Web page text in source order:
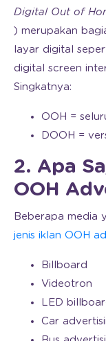
Digital Out of
) merupakan
layar digital
digital screen
Singkatnya:
OOH =
DOOH =
2. Apa
OOH
Beberapa media
jenis iklan OOH
Billboard
Videotron
LED
Car